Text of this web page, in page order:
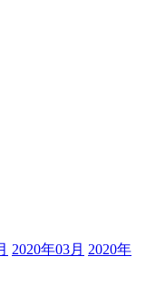
2020年03月 2020年